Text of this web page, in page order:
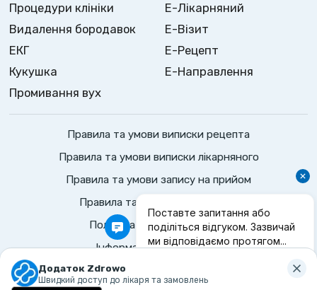
Додаток Zdrowo
Швидкий доступ до лікаря та замовлень
Процедури клініки
Видалення бородавок
ЕКГ
Кукушка
Промивання вух
Е-Лікарняний
Е-Візит
Е-Рецепт
Е-Направлення
©2026Zdrowo.
Правила та умови виписки рецепта
Правила та умови виписки лікарняного
Правила та умови запису на прийом
Правила та умови консультації
Політика конфіденційності
Інформаційні положення